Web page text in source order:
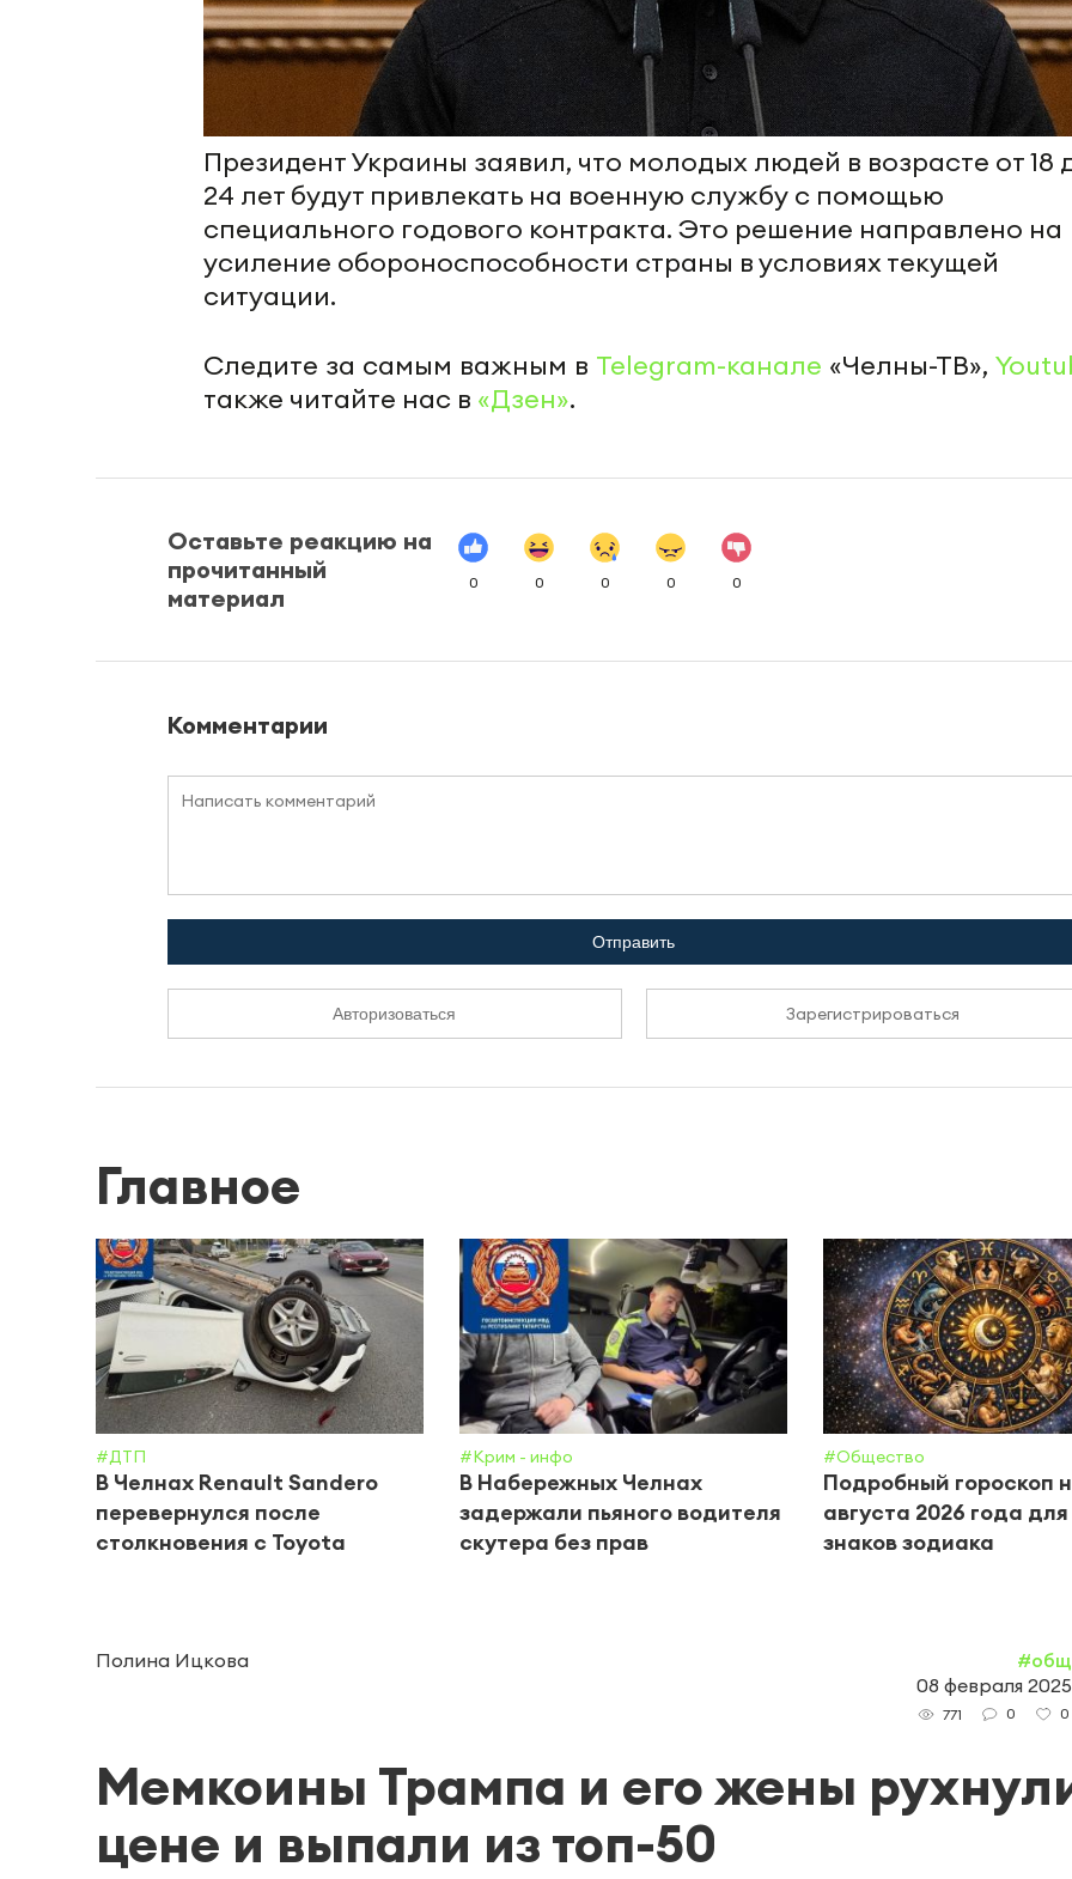
Президент Украины заявил, что молодых людей в возрасте от 18
24 лет будут привлекать на военную службу с помощью
специального годового контракта. Это решение направлено на
усиление обороноспособности страны в условиях текущей
ситуации.
Следите за самым важным в Telegram-канале «Челны-ТВ»,
также читайте нас в «Дзен».
Оставьте реакцию на
прочитанный
материал
0 0 0 0 0
Комментарии
Отправить
Авторизоваться Зарегистрироваться
Главное
#ДТП
В Челнах Renault Sandero
перевернулся после
столкновения с Toyota
#Крим - инфо
В Набережных Челнах
задержали пьяного водителя
скутера без прав
#Общество
Подробный гороскоп
августа 2026 года
знаков зодиака
Полина Ицкова
08 февраля
771 0 0
Мемкоины Трампа и его жены
цене и выпали из топ-50